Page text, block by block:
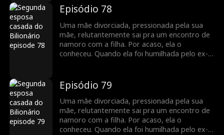
identidade como CEO e a ajudou de todas as
maneiras possíveis, enfrentando obstáculos
no caminho para a felicidade, ela descobre
que ele é o homem com quem ela teve um
caso de uma noite anos atrás, e é o pai
biológico de sua filha...
Episódio 78
Uma mãe divorciada, pressionada pela sua
mãe, relutantemente sai pra um encontro de
namoro com a filha. Por acaso, ela o
conheceu. Quando ela foi humilhada pelo ex-
identidade como CEO e a ajudou de todas as
maneiras possíveis, enfrentando obstáculos
no caminho para a felicidade, ela descobre
que ele é o homem com quem ela teve um
caso de uma noite anos atrás, e é o pai
biológico de sua filha...
Episódio 79
Uma mãe divorciada, pressionada pela sua
mãe, relutantemente sai pra um encontro de
namoro com a filha. Por acaso, ela o
conheceu. Quando ela foi humilhada pelo ex-